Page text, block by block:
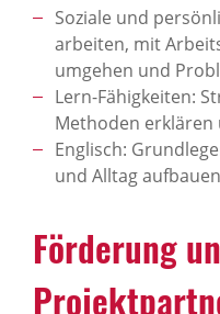
Soziale und
arbeiten, mit
umgehen und
Lern-Fähigkeiten:
Methoden
Englisch:
und Alltag
Förderung